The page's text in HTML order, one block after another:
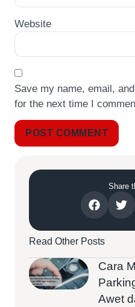
Website
Save my name, email,
for the next time I
Read Other Posts
Cara
Awet
Share